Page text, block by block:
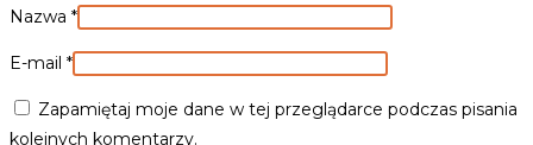
Nazwa *
E-mail *
Zapamiętaj moje dane w tej przeglądarce podczas pisania
kolejnych komentarzy.